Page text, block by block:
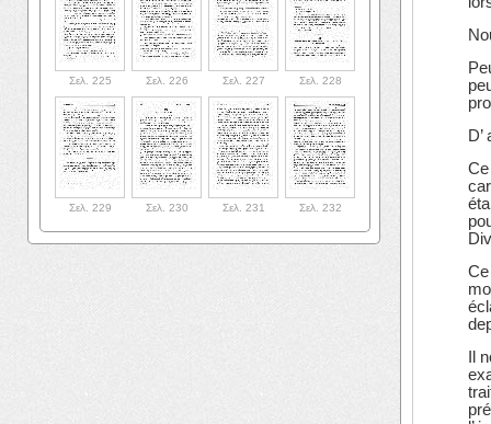
Σελ. 225 Σελ. 226 Σελ. 227 Σελ. 228
Σελ. 229 Σελ. 230 Σελ. 231 Σελ. 232
Il